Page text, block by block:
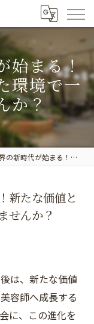
始まる！
環境で一
か？
！新たな価値と充実した環境で一流へ成長しませんか？
新たな価値と
せんか？
は、新たな価値
容師へ成長する
に、この進化を